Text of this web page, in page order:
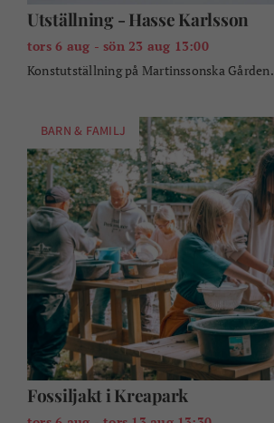
Utställning - Hasse Karlsson
tors 6 aug - sön 23 aug 13:00
Konstutställning på Martinssonska Gården.
BARN & FAMILJ
Fossiljakt i Kreapark